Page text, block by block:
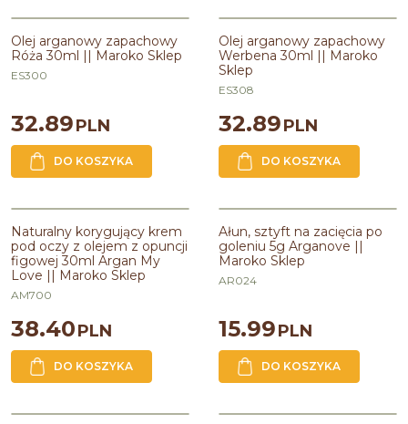
Olej arganowy zapachowy Róża
30ml || Maroko Sklep
Pojemność
30ml
Olej arganowy zapachowy
Róża 30ml || Maroko Sklep
ES300
32.89PLN
DO KOSZYKA
Olej arganowy zapachowy
Werbena 30ml || Maroko Sklep
Pojemność: 30ml
Olej arganowy zapachowy
Werbena 30ml || Maroko
Sklep
ES308
32.89PLN
DO KOSZYKA
Naturalny korygujący krem pod
oczy z olejem z opuncji figowej
30ml Argan My Love || Maroko
Sklep
Pojemność: 30ml
Zawiera olej
nasion opuncji
figowej,słonecznikowy
Naturalny korygujący krem
pod oczy z olejem z opuncji
figowej 30ml Argan My
Love || Maroko Sklep
AM700
38.40PLN
DO KOSZYKA
Ałun w sztyfcie na skaleczenia po
goleniu 5g Arganove || Maroko
Sklep
Pojemność 5 g
Ałun, sztyft na zacięcia po
goleniu 5g Arganove ||
Maroko Sklep
AR024
15.99PLN
DO KOSZYKA
Biała glinka kaolin 70g Arganove
Glinka Rhassoul 70g Arganove ||